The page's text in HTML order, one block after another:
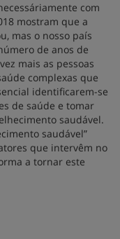
com
mostram que a
mas o nosso país
de anos de
mais as pessoas
complexas que
identificarem-se
de saúde e tomar
saudável.
saudável”
que intervêm no
a tornar este